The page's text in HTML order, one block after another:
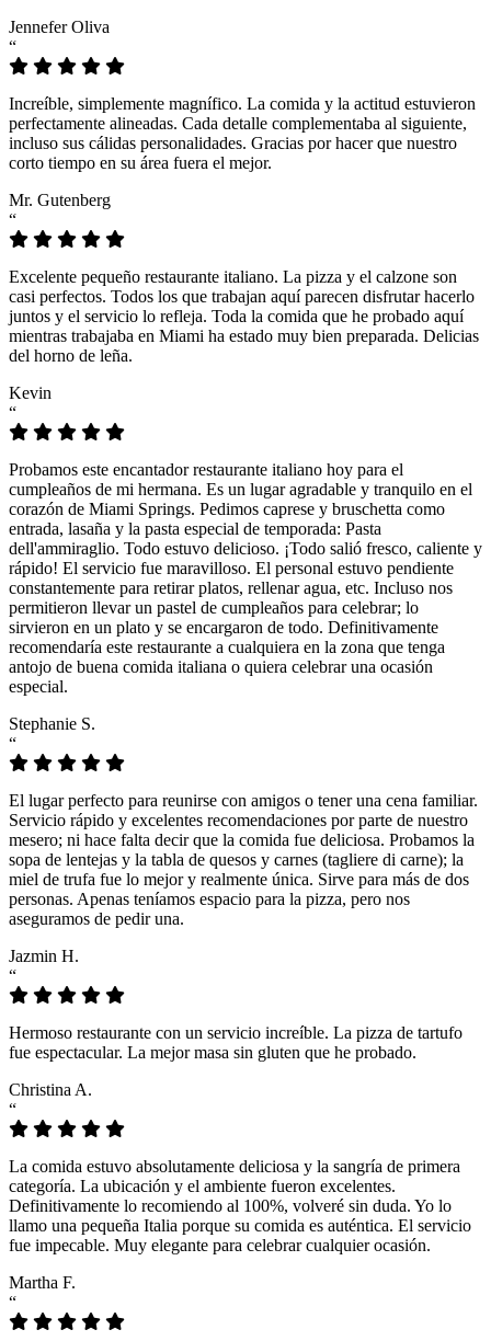
Jennefer Oliva
“
Increíble, simplemente magnífico. La comida y la actitud estuvieron
perfectamente alineadas. Cada detalle complementaba al siguiente,
incluso sus cálidas personalidades. Gracias por hacer que nuestro
corto tiempo en su área fuera el mejor.
Mr. Gutenberg
“
Excelente pequeño restaurante italiano. La pizza y el calzone son
casi perfectos. Todos los que trabajan aquí parecen disfrutar hacerlo
juntos y el servicio lo refleja. Toda la comida que he probado aquí
mientras trabajaba en Miami ha estado muy bien preparada. Delicias
del horno de leña.
Kevin
“
Probamos este encantador restaurante italiano hoy para el
cumpleaños de mi hermana. Es un lugar agradable y tranquilo en el
corazón de Miami Springs. Pedimos caprese y bruschetta como
entrada, lasaña y la pasta especial de temporada: Pasta
dell'ammiraglio. Todo estuvo delicioso. ¡Todo salió fresco, caliente y
rápido! El servicio fue maravilloso. El personal estuvo pendiente
constantemente para retirar platos, rellenar agua, etc. Incluso nos
permitieron llevar un pastel de cumpleaños para celebrar; lo
sirvieron en un plato y se encargaron de todo. Definitivamente
recomendaría este restaurante a cualquiera en la zona que tenga
antojo de buena comida italiana o quiera celebrar una ocasión
especial.
Stephanie S.
“
El lugar perfecto para reunirse con amigos o tener una cena familiar.
Servicio rápido y excelentes recomendaciones por parte de nuestro
mesero; ni hace falta decir que la comida fue deliciosa. Probamos la
sopa de lentejas y la tabla de quesos y carnes (tagliere di carne); la
miel de trufa fue lo mejor y realmente única. Sirve para más de dos
personas. Apenas teníamos espacio para la pizza, pero nos
aseguramos de pedir una.
Jazmin H.
“
Hermoso restaurante con un servicio increíble. La pizza de tartufo
fue espectacular. La mejor masa sin gluten que he probado.
Christina A.
“
La comida estuvo absolutamente deliciosa y la sangría de primera
categoría. La ubicación y el ambiente fueron excelentes.
Definitivamente lo recomiendo al 100%, volveré sin duda. Yo lo
llamo una pequeña Italia porque su comida es auténtica. El servicio
fue impecable. Muy elegante para celebrar cualquier ocasión.
Martha F.
“